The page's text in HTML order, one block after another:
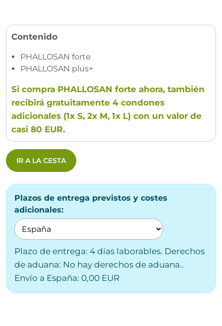
Contenido
PHALLOSAN forte
PHALLOSAN plus+
Si compra PHALLOSAN forte ahora, también
recibirá gratuitamente 4 condones
adicionales (1x S, 2x M, 1x L) con un valor de
casi 80 EUR.
IR A LA CESTA
Plazos de entrega previstos y costes
adicionales:
Plazo de entrega: 4 días laborables. Derechos
de aduana: No hay derechos de aduana..
Envío a España: 0,00 EUR